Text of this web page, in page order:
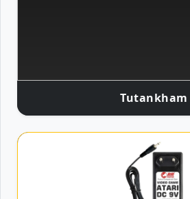
Tutankham